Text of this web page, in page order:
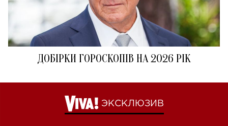
ДОБІРКИ ГОРОСКОПІВ НА 2026 РІК
ЭКСКЛЮЗИВ